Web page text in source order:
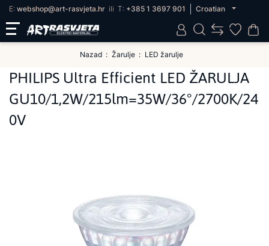
E: webshop@art-rasvjeta.hr ili T: +385 1 3697 901 Croatian
Nazad Žarulje LED žarulje
PHILIPS Ultra Efficient LED ŽARULJA
GU10/1,2W/215lm=35W/36°/2700K/24
0V